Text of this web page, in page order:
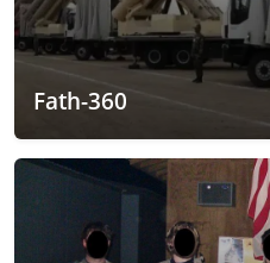
Fath-360